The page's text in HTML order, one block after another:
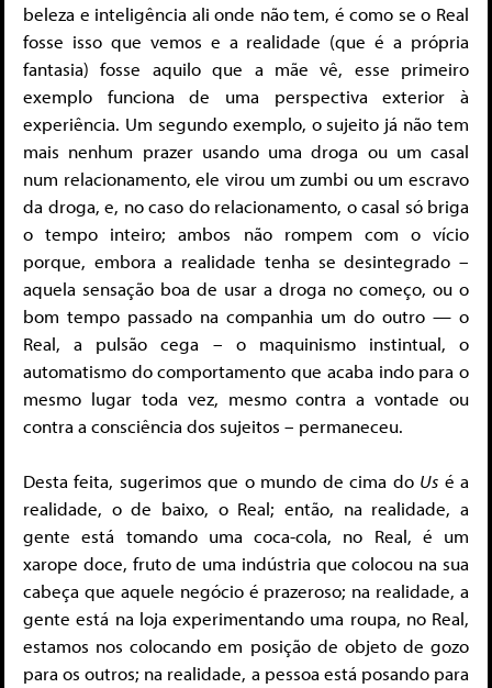
beleza e inteligência ali onde não tem, é como se o Real
fosse isso que vemos e a realidade (que é a própria
fantasia) fosse aquilo que a mãe vê, esse primeiro
exemplo funciona de uma perspectiva exterior à
experiência. Um segundo exemplo, o sujeito já não tem
mais nenhum prazer usando uma droga ou um casal
num relacionamento, ele virou um zumbi ou um escravo
da droga, e, no caso do relacionamento, o casal só briga
o tempo inteiro; ambos não rompem com o vício
porque, embora a realidade tenha se desintegrado –
aquela sensação boa de usar a droga no começo, ou o
bom tempo passado na companhia um do outro — o
Real, a pulsão cega – o maquinismo instintual, o
automatismo do comportamento que acaba indo para o
mesmo lugar toda vez, mesmo contra a vontade ou
contra a consciência dos sujeitos – permaneceu.
Desta feita, sugerimos que o mundo de cima do Us é a
realidade, o de baixo, o Real; então, na realidade, a
gente está tomando uma coca-cola, no Real, é um
xarope doce, fruto de uma indústria que colocou na sua
cabeça que aquele negócio é prazeroso; na realidade, a
gente está na loja experimentando uma roupa, no Real,
estamos nos colocando em posição de objeto de gozo
para os outros; na realidade, a pessoa está posando para